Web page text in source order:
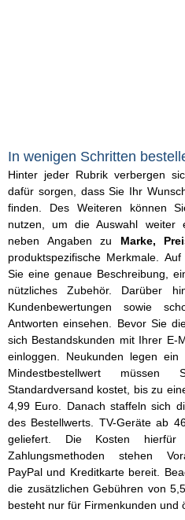
In wenigen Schritten
Hinter jeder Rubrik verbergen
dafür sorgen, dass Sie Ihr
finden. Des Weiteren können
nutzen, um die Auswahl weiter
neben Angaben zu Marke,
produktspezifische Merkmale.
Sie eine genaue Beschreibung,
nützliches Zubehör. Darüber
Kundenbewertungen sowie
Antworten einsehen. Bevor Sie
sich Bestandskunden mit Ihrer E-
einloggen. Neukunden legen
Mindestbestellwert
Standardversand kostet, bis zu
4,99 Euro. Danach staffeln sich
des Bestellwerts. TV-Geräte ab
geliefert. Die Kosten
Zahlungsmethoden stehen
PayPal und Kreditkarte bereit.
die zusätzlichen Gebühren von
besteht nur für Firmenkunden und